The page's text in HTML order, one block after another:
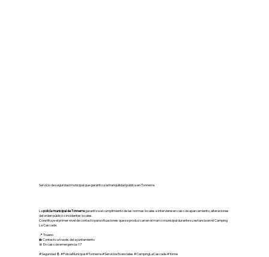
Servicio de seguridad municipal que garantiza la tranquilidad pública en Tonnerre.
Lapolicía municipal de Tonnerregarantiza el cumplimiento de las normas locales e interviene en caso de aparcamiento, alteraciones
del orden público o incidentes locales.
Constituye el primer nivel de contacto para situaciones que se produzcan en el marco municipal durante su estancia en el Camping
La Cascade.
📍 Trueno
☎️ Contacto a través del ayuntamiento
🚨 En caso de emergencia: 17
#Seguridad 👮 #PolicíaMunicipal #Tonnerre #ServiciosEsenciales #CampingLaCascade #Yonne